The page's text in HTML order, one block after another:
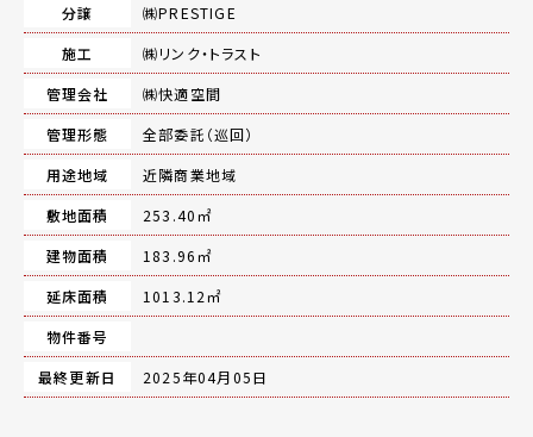
分譲
㈱PRESTIGE
施工
㈱リンク・トラスト
管理会社
㈱快適空間
管理形態
全部委託（巡回）
用途地域
近隣商業地域
敷地面積
253.40㎡
建物面積
183.96㎡
延床面積
1013.12㎡
物件番号
最終更新日
2025年04月05日